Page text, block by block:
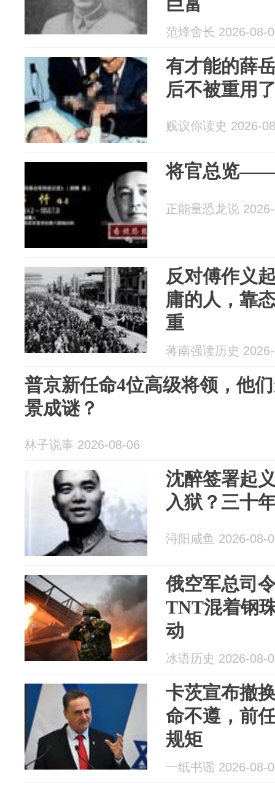
范烽舍长 2026-08-
有才能的薛
后不被重用
贱议你读史 2026-
将官总览
正能量恐龙说
反对傅作义
庸的人，靠
重
蒋南强读历史
普京新任命4位高级将领，他
景成谜？
林子说事 2026-08-06
沈醉签署起
入狱？三十
浔阳咸鱼 2026-08-
俄空军总司
TNT混着钢
动
冰语历史 2026-08-
卡茨宣布撤
命不遵，前
规矩
一纸书谣 2026-08-